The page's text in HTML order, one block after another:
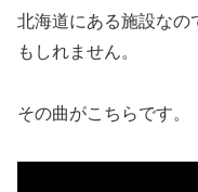
北海道にある施設なの
もしれません。
その曲がこちらです。